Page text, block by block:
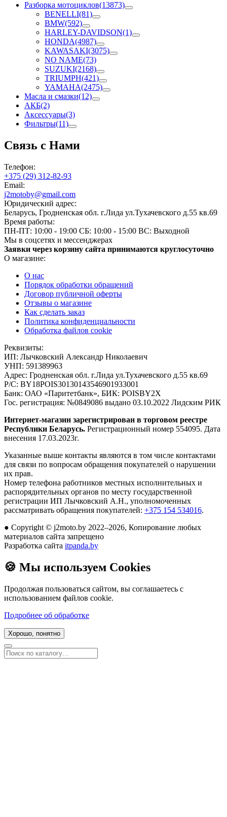
Разборка мотоциклов(13873)
BENELLI(81)
BMW(592)
HARLEY-DAVIDSON(1)
HONDA(4987)
KAWASAKI(3075)
NO NAME(73)
SUZUKI(2168)
TRIUMPH(421)
YAMAHA(2475)
Масла и смазки(12)
АКБ(2)
Аксессуары(3)
Фильтры(11)
Связь с Нами
Телефон:
+375 (29) 312-82-93
Email:
j2motoby@gmail.com
Юридический адрес:
Беларусь, Гродненская обл. г.Лида ул.Тухачевского д.55 кв.69
Время работы:
ПН-ПТ: 10:00 - 19:00 СБ: 10:00 - 15:00 ВС: Выходной
Мы в соцсетях и мессенджерах
Заявки через корзину сайта принимаются круглосуточно
О магазине:
О нас
Порядок обработки обращений
Договор публичной оферты
Отзывы о магазине
Как сделать заказ
Политика конфиденциальности
Обработка файлов cookie
Реквизиты:
ИП: Лычковский Александр Николаевич
УНП: 591389963
Адрес: Гродненская обл. г.Лида ул.Тухачевского д.55 кв.69
Р/С: BY18POIS30130143546901933001
Банк: ОАО «Паритетбанк», БИК: POISBY2X
Гос. регистрация: №0849086 выдано 03.10.2022 Лидским РИК
Интернет-магазин зарегистрирован в торговом реестре
Республики Беларусь. Регистрационный номер 554095. Дата
внесения 17.03.2023г.
Указанные выше контакты являются в том числе контактами
для связи по вопросам обращения покупателей о нарушении
их прав.
Номер телефона работников местных исполнительных и
распорядительных органов по месту государственной
регистрации ИП Лычковский А.Н., уполномоченных
рассматривать обращения покупателей: +375 154 534016.
● Copyright © j2moto.by 2022–2026, Копирование любых
материалов сайта запрещено
Разработка сайта itpanda.by
🍪 Мы используем Cookies
Продолжая пользоваться сайтом, вы соглашаетесь с
использованием файлов cookie.
Подробнее об обработке
Хорошо, понятно